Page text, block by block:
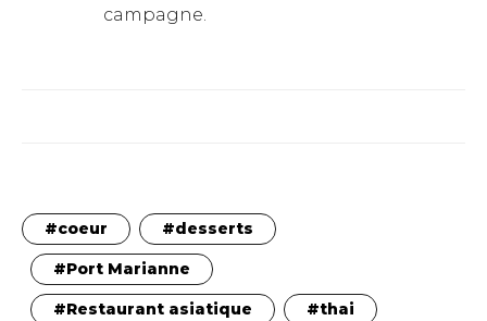
campagne.
coeur desserts
Port Marianne
Restaurant asiatique thai